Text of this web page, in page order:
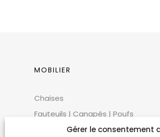
Gérer le consentement
MOBILIER
Chaises
Fauteuils | Canapés | Poufs
Mobilier extérieur